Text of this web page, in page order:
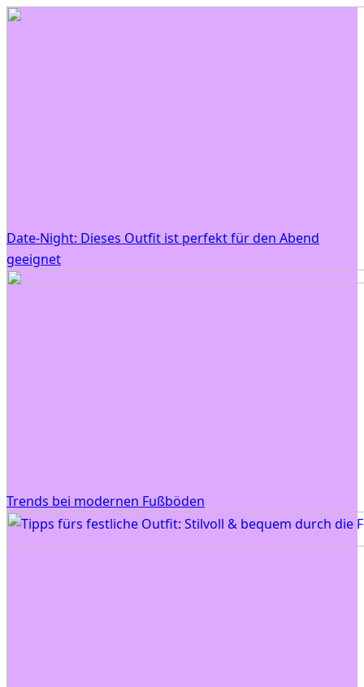
Date-Night: Dieses Outfit ist perfekt für den Abend
geeignet
Trends bei modernen Fußböden